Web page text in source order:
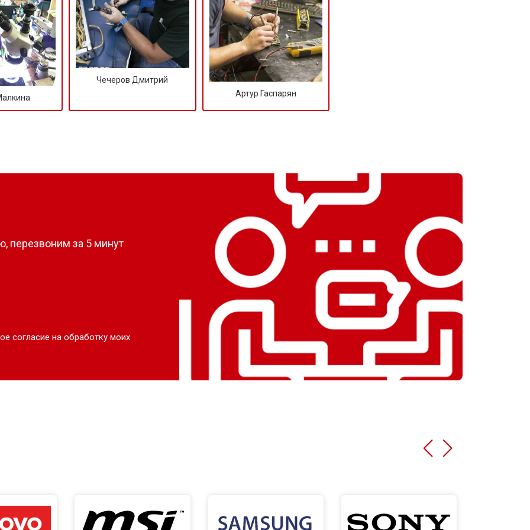
от 1500 ₽
от 100 мин от 3500 ₽
от 3990 ₽
Чечеров Дмитрий
Артур Гаспарян
перезвоним за 5 минут
согласие на обработку моих